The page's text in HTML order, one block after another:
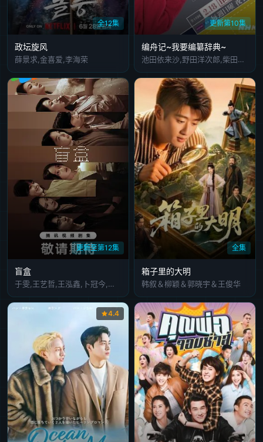
全12集
政坛旋风
薛景求,金喜爱,李海荣
更新第10集
编舟记~我要编纂辞典~
池田依来沙,野田洋次郎,柴田恭兵,矢本悠马,美村里江,岩松了,渡边真起子,前田旺志郎
更新至第12集
盲盒
于雯,王艺哲,王泓鑫,卜冠今,孙天宇,加奈那,成岳,杨琼,易梦玲
全集
箱子里的大明
韩叙＆柳颖＆郭晓宇＆王俊华
4.4